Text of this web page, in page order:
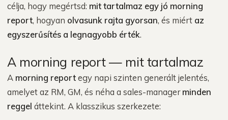
célja, hogy megértsd: mit tartalmaz egy jó morning
report, hogyan olvasunk rajta gyorsan, és miért az
egyszerűsítés a legnagyobb érték.
A morning report — mit tartalmaz
A morning reportegy napi szinten generált jelentés,
amelyet az RM, GM, és néha a sales-managerminden
reggel áttekint. A klasszikus szerkezete: